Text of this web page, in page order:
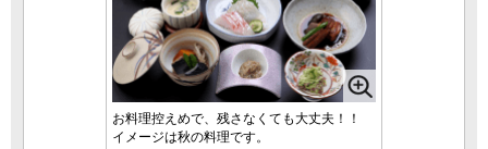
お料理控えめで、残さなくても大丈夫！！
イメージは秋の料理です。